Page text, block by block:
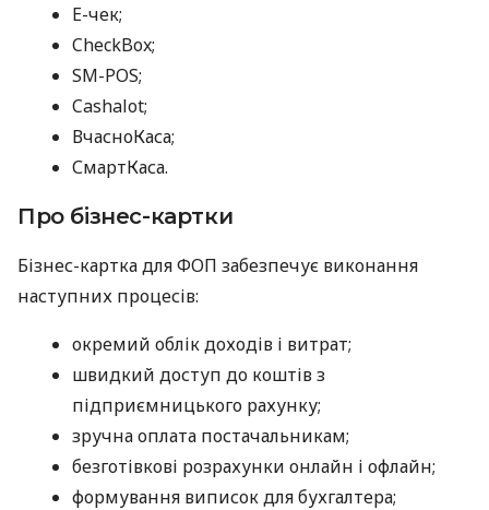
E-чек;
CheckBox;
SM-POS;
Cashalot;
ВчасноКаса;
СмартКаса.
Про бізнес-картки
Бізнес-картка для ФОП забезпечує виконання
наступних процесів:
окремий облік доходів і витрат;
швидкий доступ до коштів з
підприємницького рахунку;
зручна оплата постачальникам;
безготівкові розрахунки онлайн і офлайн;
формування виписок для бухгалтера;